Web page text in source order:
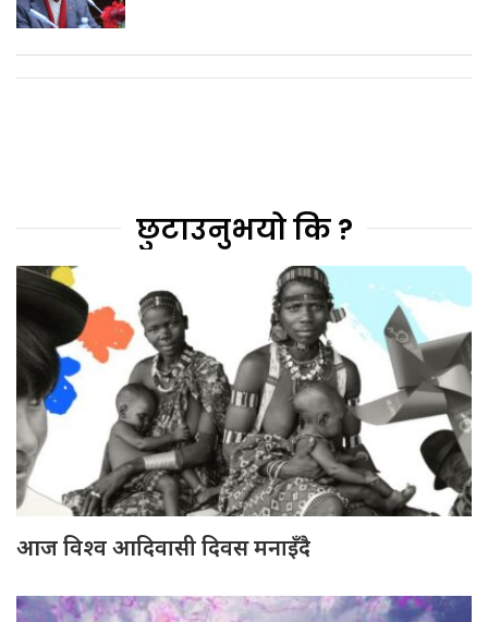
छुटाउनुभयो कि ?
आज विश्व आदिवासी दिवस मनाइँदै